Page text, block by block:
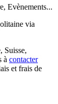
via
Suisse,
à contacter
et frais de